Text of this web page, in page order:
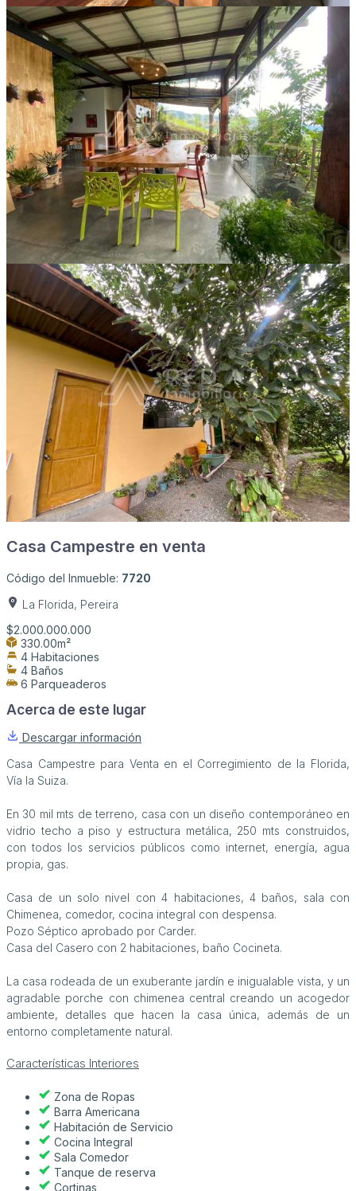
Casa Campestre en venta
Código del Inmueble: 7720
La Florida, Pereira
$2.000.000.000
330.00m²
4 Habitaciones
4 Baños
6 Parqueaderos
Acerca de este lugar
Descargar información
Casa Campestre para Venta en el Corregimiento de la Florida,
Vía la Suiza.
En 30 mil mts de terreno, casa con un diseño contemporáneo en
vidrio techo a piso y estructura metálica, 250 mts construidos,
con todos los servicios públicos como internet, energía, agua
propia, gas.
Casa de un solo nivel con 4 habitaciones, 4 baños, sala con
Chimenea, comedor, cocina integral con despensa.
Pozo Séptico aprobado por Carder.
Casa del Casero con 2 habitaciones, baño Cocineta.
La casa rodeada de un exuberante jardín e inigualable vista, y un
agradable porche con chimenea central creando un acogedor
ambiente, detalles que hacen la casa única, además de un
entorno completamente natural.
Características Interiores
Zona de Ropas
Barra Americana
Habitación de Servicio
Cocina Integral
Sala Comedor
Tanque de reserva
Cortinas